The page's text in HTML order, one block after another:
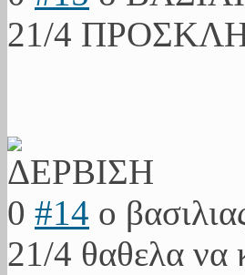
21/4
0 #14 ο
21/4 θαθελα να